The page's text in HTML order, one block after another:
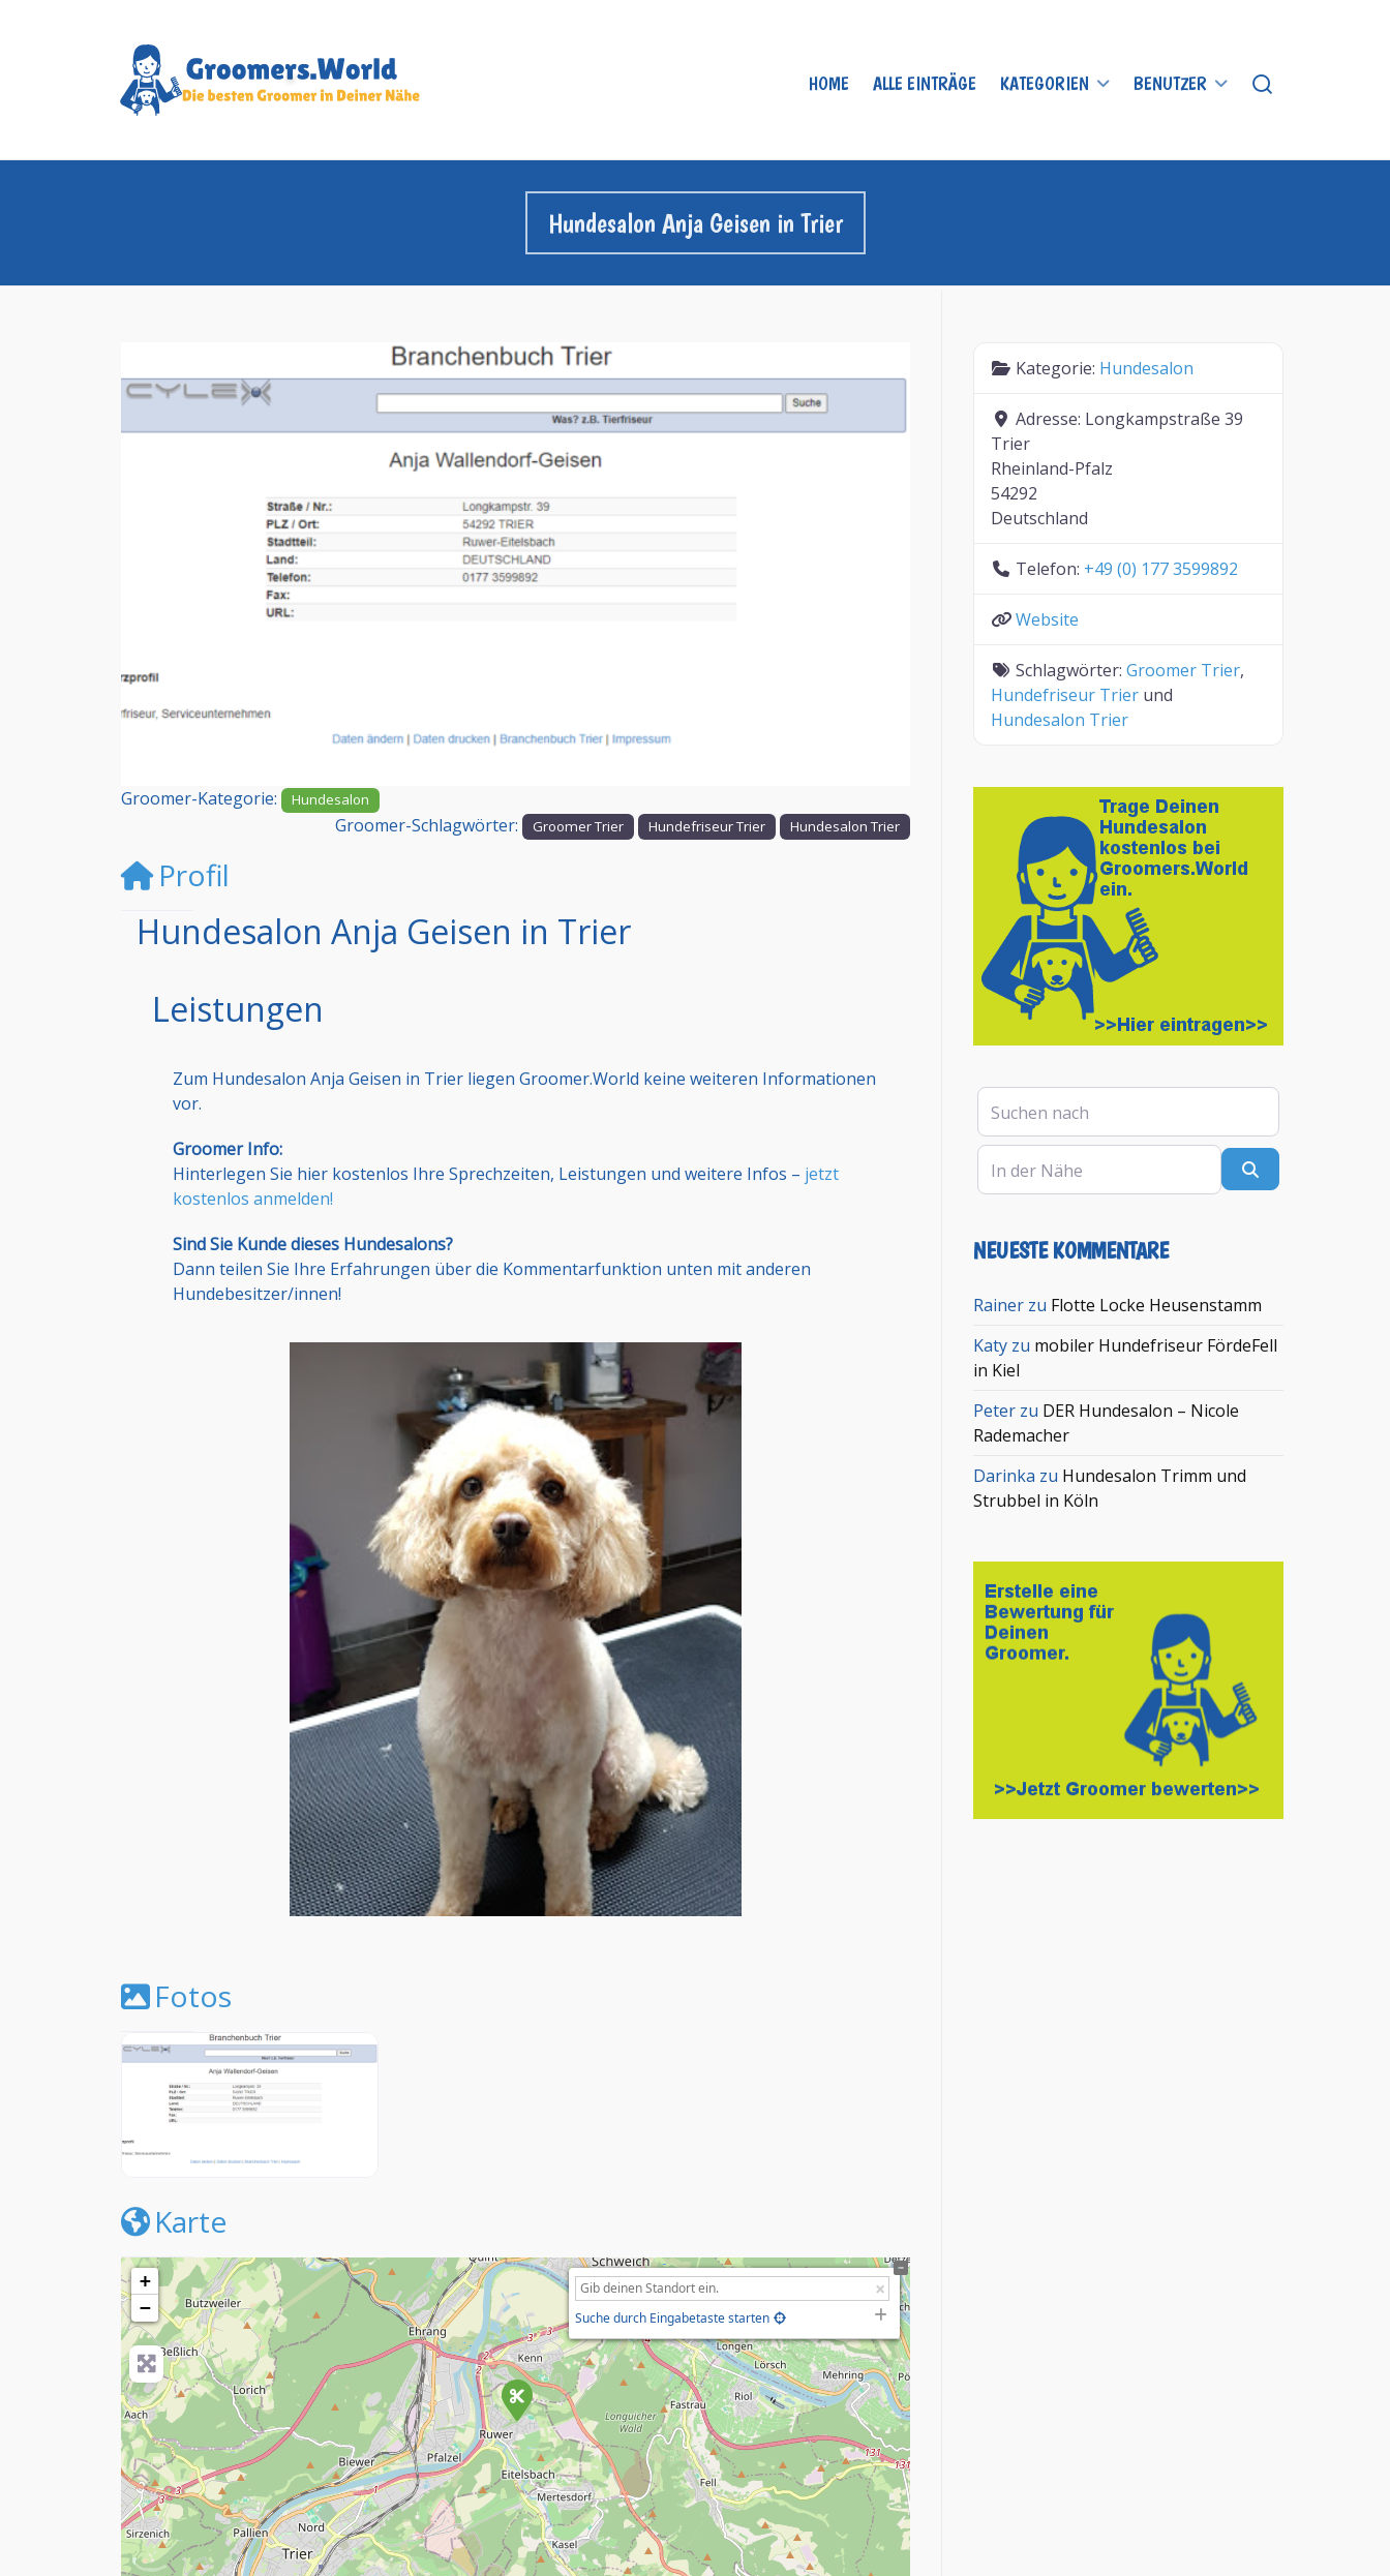
HOME ALLE EINTRÄGE KATEGORIEN BENUTZER
Hundesalon Anja Geisen in Trier
Groomer-Kategorie: Hundesalon
Groomer-Schlagwörter: Groomer Trier Hundefriseur Trier Hundesalon Trier
Profil
Hundesalon Anja Geisen in Trier
Leistungen
Zum Hundesalon Anja Geisen in Trier liegen Groomer.World keine weiteren Informationen
vor.
Groomer Info:
Hinterlegen Sie hier kostenlos Ihre Sprechzeiten, Leistungen und weitere Infos – jetzt
kostenlos anmelden!
Sind Sie Kunde dieses Hundesalons?
Dann teilen Sie Ihre Erfahrungen über die Kommentarfunktion unten mit anderen
Hundebesitzer/innen!
Fotos
Karte
+
−
Suche durch Eingabetaste starten
Kategorie: Hundesalon
Adresse: Longkampstraße 39
Trier
Rheinland-Pfalz
54292
Deutschland
Telefon: +49 (0) 177 3599892
Website
Schlagwörter:Groomer Trier,
Hundefriseur Trier und
Hundesalon Trier
Suchen nach
In der Nähe
NEUESTE KOMMENTARE
Rainer zu Flotte Locke Heusenstamm
Katy zu mobiler Hundefriseur FördeFell
in Kiel
Peter zu DER Hundesalon – Nicole
Rademacher
Darinka zu Hundesalon Trimm und
Strubbel in Köln